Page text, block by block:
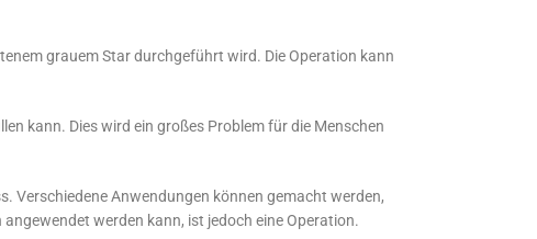
grauem Star durchgeführt wird. Die Operation kann
kann. Dies wird ein großes Problem für die Menschen
Verschiedene Anwendungen können gemacht werden,
werden kann, ist jedoch eine Operation.